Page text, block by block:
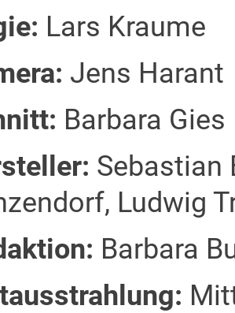
Lars Kraume
Jens Harant
Barbara Gies
Sebastian
Ludwig
Barbara